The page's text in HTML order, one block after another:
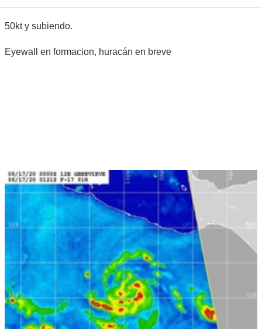
50kt y subiendo.
Eyewall en formacion, huracán en breve